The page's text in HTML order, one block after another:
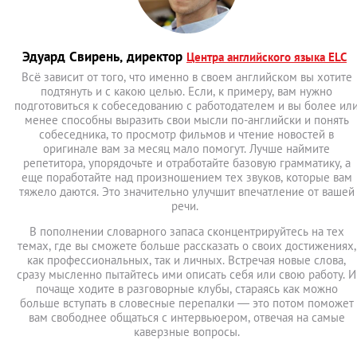
Эдуард Свирень, директор Центра английского языка ELC
Всё зависит от того, что именно в своем английском вы хотите
подтянуть и с какою целью. Если, к примеру, вам нужно
подготовиться к собеседованию с работодателем и вы более
менее способны выразить свои мысли по-английски и понять
собеседника, то просмотр фильмов и чтение новостей в
оригинале вам за месяц мало помогут. Лучше наймите
репетитора, упорядочьте и отработайте базовую грамматику, а
еще поработайте над произношением тех звуков, которые вам
тяжело даются. Это значительно улучшит впечатление от вашей
речи.
В пополнении словарного запаса сконцентрируйтесь на тех
темах, где вы сможете больше рассказать о своих достижениях,
как профессиональных, так и личных. Встречая новые слова,
сразу мысленно пытайтесь ими описать себя или свою работу. И
почаще ходите в разговорные клубы, стараясь как можно
больше вступать в словесные перепалки — это потом поможет
вам свободнее общаться с интервьюером, отвечая на самые
каверзные вопросы.